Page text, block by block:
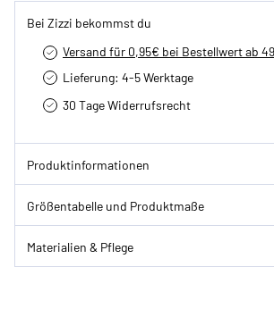
Bei Zizzi bekommst du
Versand für 0,95€ bei Bestellwert ab
Lieferung: 4-5 Werktage
30 Tage Widerrufsrecht
Produktinformationen
Größentabelle und Produktmaße
Materialien & Pflege